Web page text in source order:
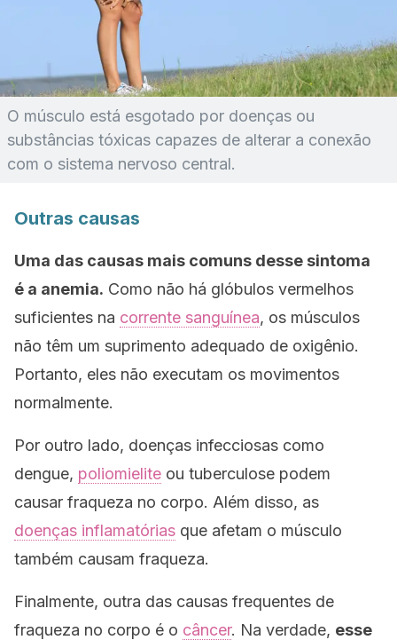
O músculo está esgotado por doenças ou
substâncias tóxicas capazes de alterar a conexão
com o sistema nervoso central.
Outras causas
Uma das causas mais comuns desse sintoma
é a anemia. Como não há glóbulos vermelhos
suficientes na corrente sanguínea, os músculos
não têm um suprimento adequado de oxigênio.
Portanto, eles não executam os movimentos
normalmente.
Por outro lado, doenças infecciosas como
dengue, poliomielite ou tuberculose podem
causar fraqueza no corpo. Além disso, as
doenças inflamatórias que afetam o músculo
também causam fraqueza.
Finalmente, outra das causas frequentes de
fraqueza no corpo é o câncer. Na verdade, esse